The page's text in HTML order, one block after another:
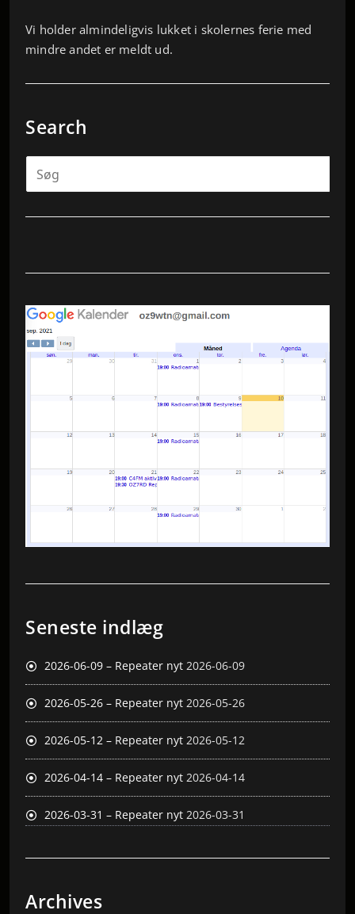
Vi holder almindeligvis lukket i skolernes ferie med
mindre andet er meldt ud.
Search
Seneste indlæg
2026-06-09 – Repeater nyt 2026-06-09
2026-05-26 – Repeater nyt 2026-05-26
2026-05-12 – Repeater nyt 2026-05-12
2026-04-14 – Repeater nyt 2026-04-14
2026-03-31 – Repeater nyt 2026-03-31
Archives